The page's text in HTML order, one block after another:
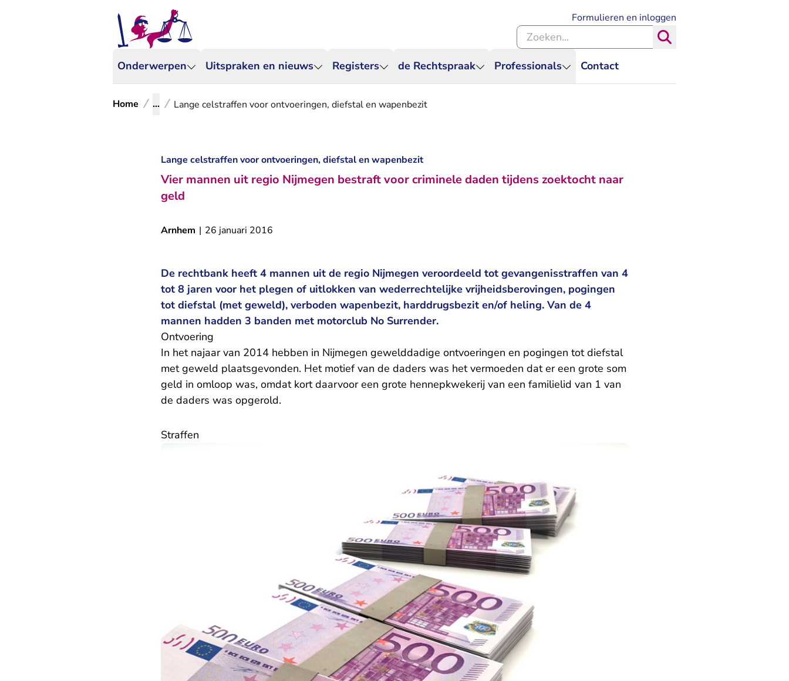
Onderwerpen Uitspraken en nieuws Registers de Rechtspraak Professionals Contact
Formulieren en inloggen
Zoeken binnen de Rechtspraak
Home ... Lange celstraffen voor ontvoeringen, diefstal en wapenbezit
Lange celstraffen voor ontvoeringen, diefstal en wapenbezit
Vier mannen uit regio Nijmegen bestraft voor criminele daden tijdens zoektocht naar
geld
Arnhem | 26 januari 2016
De rechtbank heeft 4 mannen uit de regio Nijmegen veroordeeld tot gevangenisstraffen van 4
tot 8 jaren voor het plegen of uitlokken van wederrechtelijke vrijheidsberovingen, pogingen
tot diefstal (met geweld), verboden wapenbezit, harddrugsbezit en/of heling. Van de 4
mannen hadden 3 banden met motorclub No Surrender.
Ontvoering
In het najaar van 2014 hebben in Nijmegen gewelddadige ontvoeringen en pogingen tot diefstal
met geweld plaatsgevonden. Het motief van de daders was het vermoeden dat er een grote som
geld in omloop was, omdat kort daarvoor een grote hennepkwekerij van een familielid van 1 van
de daders was opgerold.
Straffen